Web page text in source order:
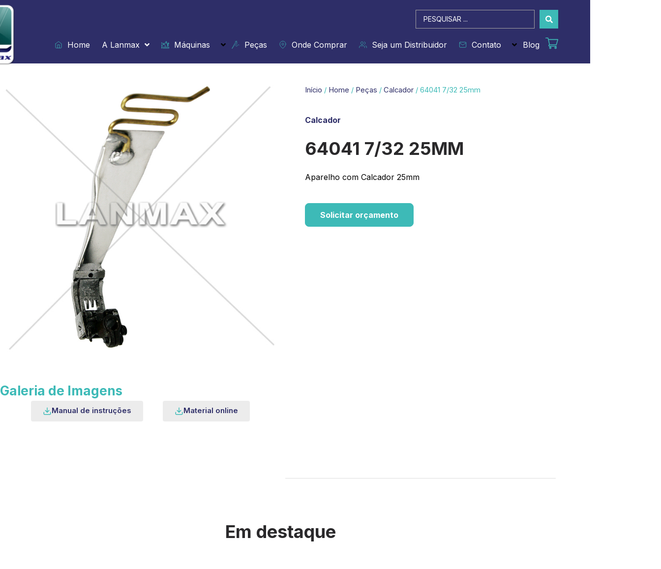
Ir
para
o
conteúdo
Pesquisar
...
Home
A Lanmax Máquinas Peças Onde Comprar Seja um Distribuidor Contato Blog
Galeria de Imagens
Manual de instruções Material online
Início / Home / Peças / Calcador / 64041 7/32 25mm
Calcador
64041 7/32 25MM
Aparelho com Calcador 25mm
Solicitar orçamento
Em destaque